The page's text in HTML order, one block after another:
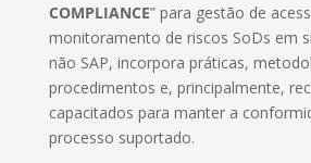
COMPLIANCE” para gestão de
monitoramento de riscos SoDs em
não SAP, incorpora práticas,
procedimentos e, principalmente,
capacitados para manter a
processo suportado.